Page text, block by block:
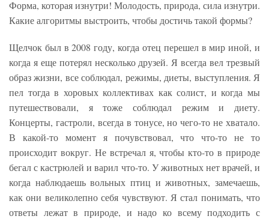
Форма, которая изнутри! Молодость, природа, сила изнутри.
Какие алгоритмы выстроить, чтобы достичь такой формы?
Щелчок был в 2008 году, когда отец перешел в мир иной, и
когда я еще потерял несколько друзей. Я всегда вел трезвый
образ жизни, все соблюдал, режимы, диеты, выступления. Я
пел тогда в хоровых коллективах как солист, и когда мы
путешествовали, я тоже соблюдал режим и диету.
Концерты, гастроли, всегда в тонусе, но чего-то не хватало.
В какой-то момент я почувствовал, что что-то не то
происходит вокруг. Не встречал я, чтобы кто-то в природе
бегал с кастрюлей и варил что-то. У животных нет врачей, и
когда наблюдаешь вольных птиц и животных, замечаешь,
как они великолепно себя чувствуют. Я стал понимать, что
ответы лежат в природе, и надо ко всему подходить с